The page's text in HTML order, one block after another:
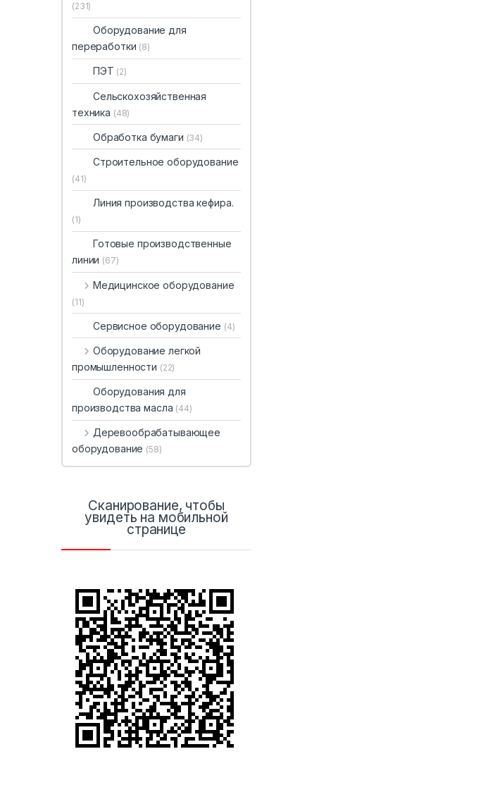
(231)
Оборудование для
переработки (8)
ПЭТ (2)
Сельскохозяйственная
техника (48)
Обработка бумаги (34)
Строительное оборудование
(41)
Линия производства кефира.
(1)
Готовые производственные
линии (67)
Медицинское оборудование
(11)
Сервисное оборудование (4)
Оборудование легкой
промышленности (22)
Оборудования для
производства масла (44)
Деревообрабатывающее
оборудование (58)
Сканирование, чтобы
увидеть на мобильной
странице